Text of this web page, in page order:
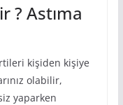
? Astıma
kişiden kişiye
olabilir,
yaparken